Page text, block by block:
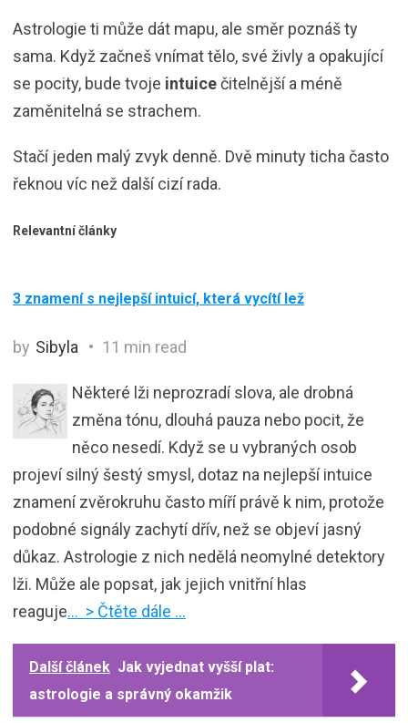
Astrologie ti může dát mapu, ale směr poznáš ty
sama. Když začneš vnímat tělo, své živly a opakující
se pocity, bude tvoje intuicečitelnější a méně
zaměnitelná se strachem.
Stačí jeden malý zvyk denně. Dvě minuty ticha často
řeknou víc než další cizí rada.
Relevantní články
3 znamení s nejlepší intuicí, která vycítí lež
by Sibyla 11 min read
Některé lži neprozradí slova, ale drobná
změna tónu, dlouhá pauza nebo pocit, že
něco nesedí. Když se u vybraných osob
projeví silný šestý smysl, dotaz na nejlepší intuice
znamení zvěrokruhu často míří právě k nim, protože
podobné signály zachytí dřív, než se objeví jasný
důkaz. Astrologie z nich nedělá neomylné detektory
lži. Může ale popsat, jak jejich vnitřní hlas
reaguje… > Čtěte dále …
Další článek Jak vyjednat vyšší plat:
astrologie a správný okamžik